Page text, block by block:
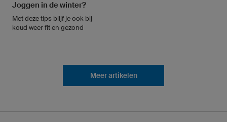
Joggen in de winter?
Met deze tips blijf je ook bij
koud weer fit en gezond
Meer artikelen